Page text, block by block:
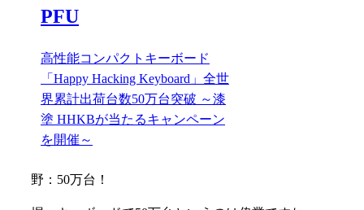
PFU
高性能コンパクトキーボード
「Happy Hacking Keyboard」全世
界累計出荷台数50万台突破 ～漆
塗 HHKBが当たるキャンペーン
を開催～
野：50万台！